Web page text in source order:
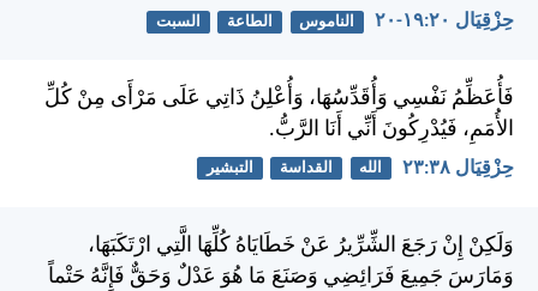
حِزْقِيَال ٢٠:‏١٩-‏٢٠ الناموس الطاعة السبت
فَأُعَظِّمُ نَفْسِي وَأُقَدِّسُهَا، وَأُعْلِنُ ذَاتِي عَلَى مَرْأَى مِنْ كُلِّ
الأُمَمِ، فَيُدْرِكُونَ أَنِّي أَنَا الرَّبُّ.
حِزْقِيَال ٣٨:‏٢٣ الله القداسة التبشير
وَلَكِنْ إِنْ رَجَعَ الشِّرِّيرُ عَنْ خَطَايَاهُ كُلِّهَا الَّتِي ارْتَكَبَهَا،
وَمَارَسَ جَمِيعَ فَرَائِضِي وَصَنَعَ مَا هُوَ عَدْلٌ وَحَقٌّ فَإِنَّهُ حَتْماً